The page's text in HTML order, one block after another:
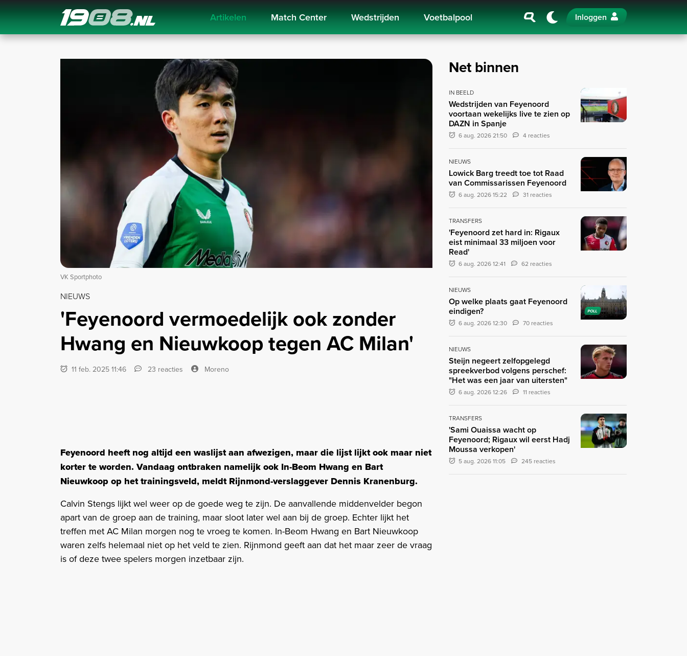
Navigation Artikelen Match Center Wedstrijden Voetbalpool Inloggen
VK Sportphoto
NIEUWS
'Feyenoord vermoedelijk ook zonder
Hwang en Nieuwkoop tegen AC Milan'
11 feb. 2025 11:46 23 reacties Moreno
Feyenoord heeft nog altijd een waslijst aan afwezigen, maar die lijst lijkt ook maar niet
korter te worden. Vandaag ontbraken namelijk ook In-Beom Hwang en Bart
Nieuwkoop op het trainingsveld, meldt Rijnmond-verslaggever Dennis Kranenburg.
Calvin Stengs lijkt wel weer op de goede weg te zijn. De aanvallende middenvelder begon
apart van de groep aan de training, maar sloot later wel aan bij de groep. Echter lijkt het
treffen met AC Milan morgen nog te vroeg te komen. In-Beom Hwang en Bart Nieuwkoop
waren zelfs helemaal niet op het veld te zien. Rijnmond geeft aan dat het maar zeer de vraag
is of deze twee spelers morgen inzetbaar zijn.
Net binnen
IN BEELD
Wedstrijden van Feyenoord
voortaan wekelijks live te zien op
DAZN in Spanje
6 aug. 2026 21:50 4 reacties
NIEUWS
Lowick Barg treedt toe tot Raad
van Commissarissen Feyenoord
6 aug. 2026 15:22 31 reacties
TRANSFERS
'Feyenoord zet hard in: Rigaux
eist minimaal 33 miljoen voor
Read'
6 aug. 2026 12:41 62 reacties
POLL
NIEUWS
Op welke plaats gaat Feyenoord
eindigen?
6 aug. 2026 12:30 70 reacties
NIEUWS
Steijn negeert zelfopgelegd
spreekverbod volgens perschef:
"Het was een jaar van uitersten"
6 aug. 2026 12:26 11 reacties
TRANSFERS
'Sami Ouaissa wacht op
Feyenoord; Rigaux wil eerst Hadj
Moussa verkopen'
5 aug. 2026 11:05 245 reacties